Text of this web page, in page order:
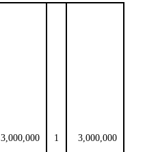
3,000,000 1 3,000,000